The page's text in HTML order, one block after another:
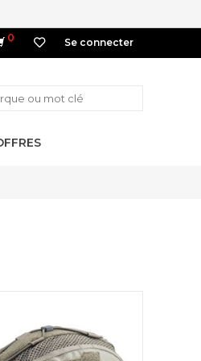
0 Se connecter
et offre au casque des
de pointe ainsi